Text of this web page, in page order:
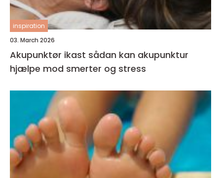
inspiration
03. March 2026
Akupunktør ikast sådan kan akupunktur
hjælpe mod smerter og stress